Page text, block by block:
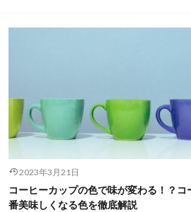
2023年3月21日
コーヒーカップの色で味が変わる！？コ
番美味しくなる色を徹底解説